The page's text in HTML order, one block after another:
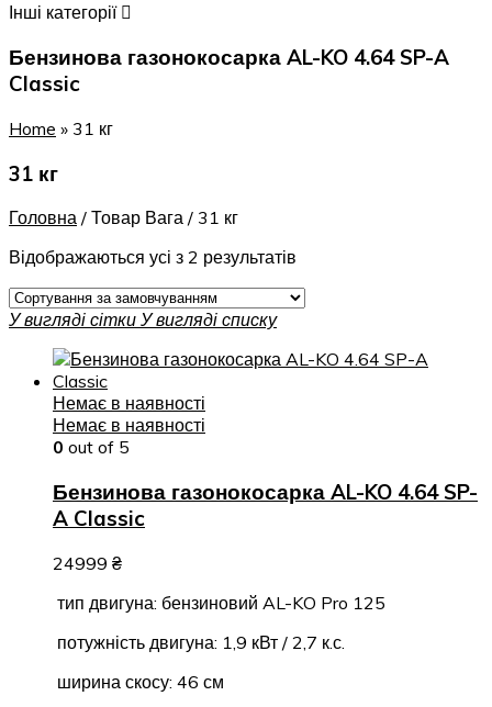
Інші категорії
Бензинова газонокосарка AL-KO 4.64 SP-A
Classic
Home » 31 кг
31 кг
Головна / Товар Вага / 31 кг
Відображаються усі з 2 результатів
У вигляді сітки У вигляді списку
Немає в наявності
Немає в наявності
0 out of 5
Бензинова газонокосарка AL-KO 4.64 SP-
A Classic
24999 ₴
тип двигуна: бензиновий AL-KO Pro 125
потужність двигуна: 1,9 кВт / 2,7 к.с.
ширина скосу: 46 см